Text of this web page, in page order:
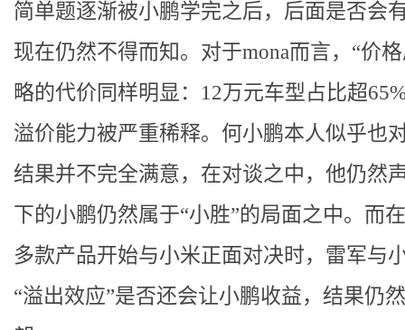
简单题逐渐被小鹏学完之后，后面是否会
现在仍然不得而知。对于mona而言，“价
略的代价同样明显：12万元车型占比超
溢价能力被严重稀释。何小鹏本人似乎也
结果并不完全满意，在对谈之中，他仍然
下的小鹏仍然属于“小胜”的局面之中。而
多款产品开始与小米正面对决时，雷军与
“溢出效应”是否还会让小鹏收益，结果仍